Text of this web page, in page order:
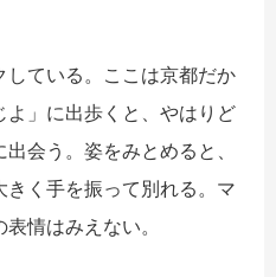
ている。ここは京都だか
よ」に出歩くと、やはりど
会う。姿をみとめると、
く手を振って別れる。マ
情はみえない。